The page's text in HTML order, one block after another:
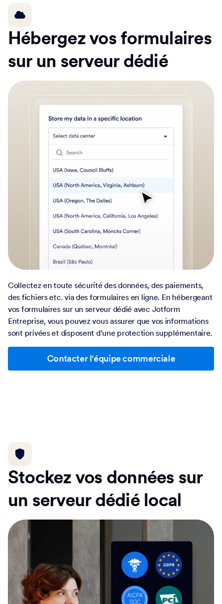
Hébergez vos formulaires
sur un serveur dédié
Collectez en toute sécurité des données, des paiements,
des fichiers etc. via des formulaires en ligne. En hébergeant
vos formulaires sur un serveur dédié avec Jotform
Entreprise, vous pouvez vous assurer que vos informations
sont privées et disposent d'une protection supplémentaire.
Contacter l'équipe commerciale
Stockez vos données sur
un serveur dédié local